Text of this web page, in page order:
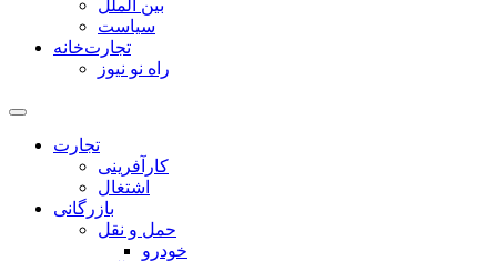
بین الملل
سیاست
تجارت‌خانه
راه نو نیوز
تجارت
کارآفرینی
اشتغال
بازرگانی
حمل و نقل
خودرو